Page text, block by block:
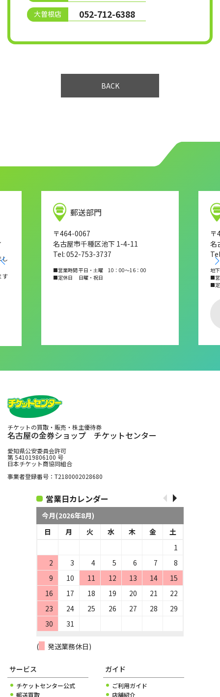
大曽根店 052-712-6388
BACK
し
す
郵送部門
〒464-0067
名古屋市千種区池下 1-4-11
Tel: 052-753-3737
■営業時間 平日・土曜 10：00～16：00
■定休日 日曜・祝日
〒
名
地
■営
■
チケットの買取・販売・株主優待券
名古屋の金券ショップ チケットセンター
愛知県公安委員会許可
第 541019806100 号
日本チケット商協同組合
事業者登録番号：T2180002028680
営業日カレンダー
今月(2026年8月)
日
月 火 水 木 金
土
1
2
3 4 5 6 7
8
9
10 11 12 13 14
15
16
17 18 19 20 21
22
23
24 25 26 27 28
29
30
31
( 発送業務休日)
サービス
チケットセンター公式
郵送買取
ガイド
ご利用ガイド
店舗紹介